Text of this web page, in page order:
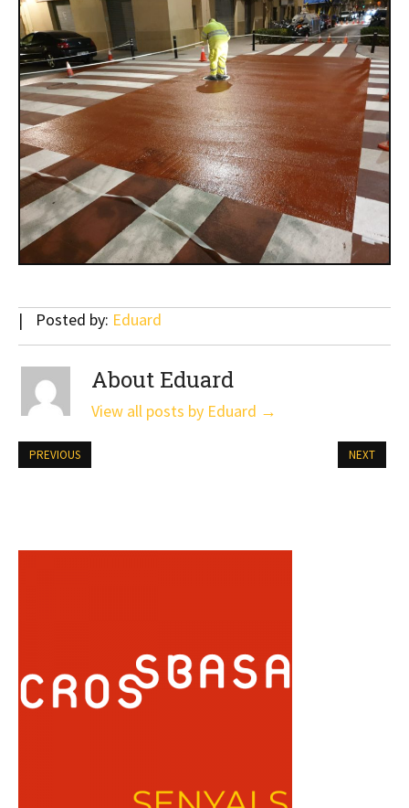
Posted by: Eduard
About Eduard
View all posts by Eduard →
PREVIOUS NEXT